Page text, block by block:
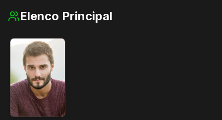
Elenco Principal